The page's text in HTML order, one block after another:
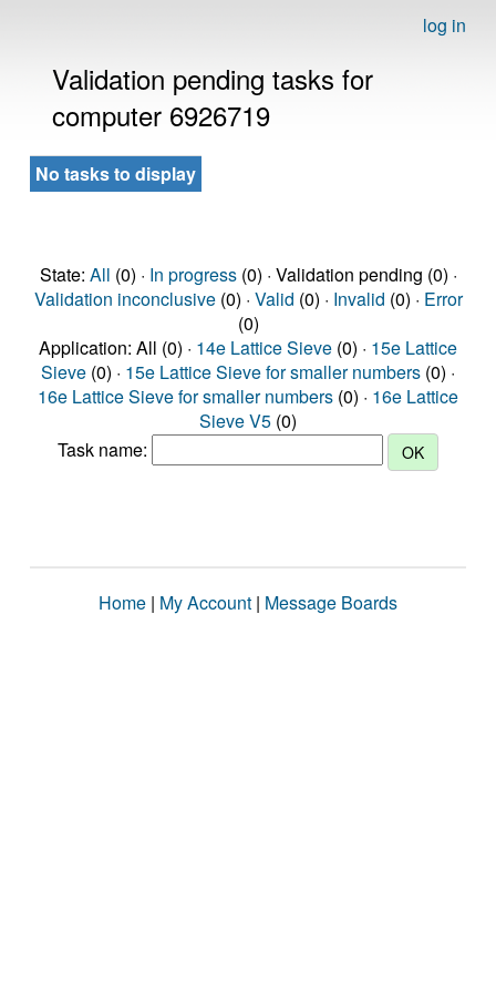
log in
Validation pending tasks for
computer 6926719
No tasks to display
State: All (0) · In progress(0) · Validation pending (0) ·
Validation inconclusive(0) · Valid (0) · Invalid (0) · Error
(0)
Application: All (0) · 14e Lattice Sieve (0) · 15e Lattice
Sieve (0) · 15e Lattice Sieve for smaller numbers (0) ·
16e Lattice Sieve for smaller numbers (0) · 16e Lattice
Sieve V5 (0)
Task name:
Home | My Account | Message Boards